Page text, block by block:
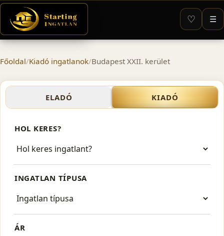
♡ ☰
Főoldal/Kiadó ingatlanok/Budapest XXII. kerület
Kiadó ingatlanok –
ELADÓ KIADÓ
HOL KERES?
INGATLAN TÍPUSA
ÁR